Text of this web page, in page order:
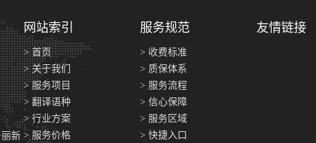
新
网站索引
> 首页
> 关于我们
> 服务项目
> 翻译语种
> 行业方案
> 服务价格
服务规范
> 收费标准
> 质保体系
> 服务流程
> 信心保障
> 服务区域
> 快捷入口
友情链接